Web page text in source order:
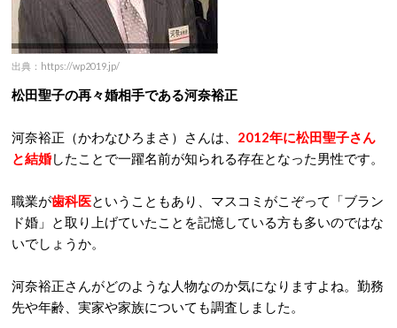
出典：https://wp2019.jp/
松田聖子の再々婚相手である河奈裕正
河奈裕正（かわなひろまさ）さんは、 2012年に松田聖子さん
と結婚したことで一躍名前が知られる存在となった男性です。
職業が歯科医ということもあり、マスコミがこぞって「ブラン
ド婚」と取り上げていたことを記憶している方も多いのではな
いでしょうか。
河奈裕正さんがどのような人物なのか気になりますよね。勤務
先や年齢、実家や家族についても調査しました。